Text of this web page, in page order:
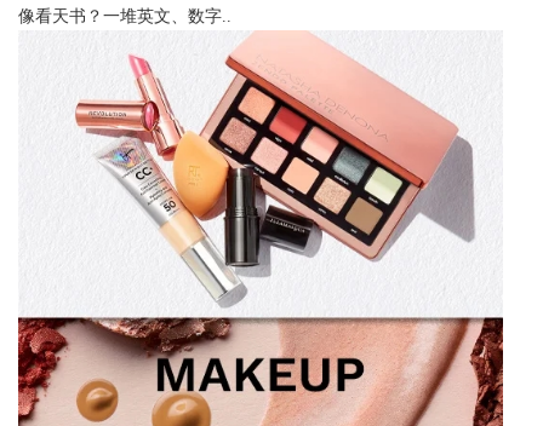
像看天书？一堆英文、数字..